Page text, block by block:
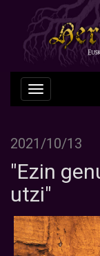
Nabegazioa
ireki
2021/10/13
"Ezin
utzi"